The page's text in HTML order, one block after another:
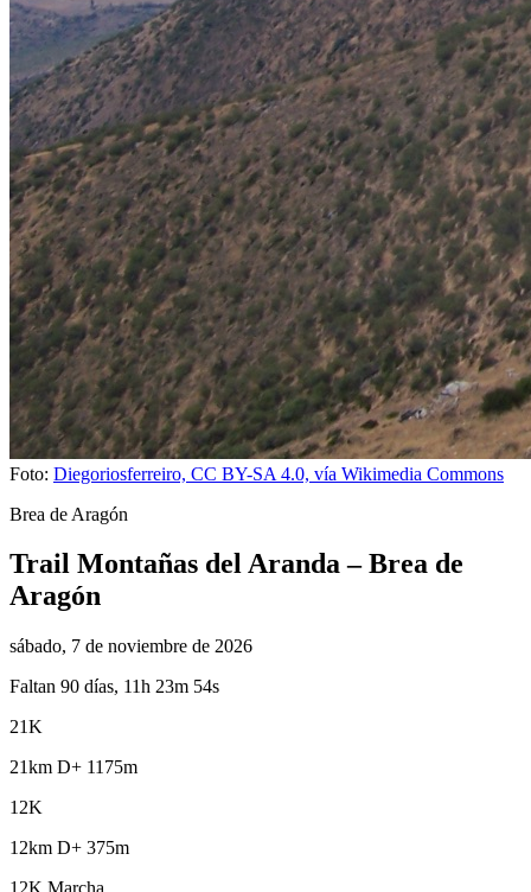
Foto: Diegoriosferreiro, CC BY-SA 4.0, vía Wikimedia Commons
Brea de Aragón
Trail Montañas del Aranda – Brea de
Aragón
sábado, 7 de noviembre de 2026
Faltan 90 días, 11h 23m 53s
21K
21km D+ 1175m
12K
12km D+ 375m